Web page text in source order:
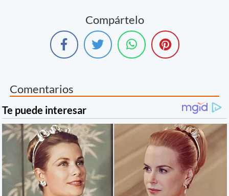
Compártelo
Comentarios